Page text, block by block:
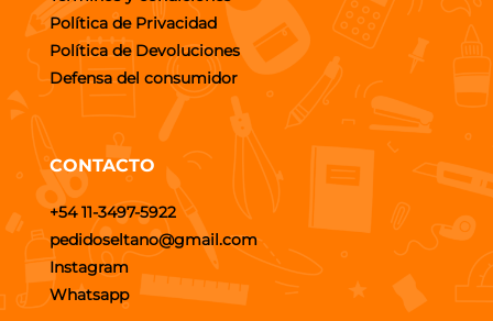
Política de Privacidad
Política de Devoluciones
Defensa del consumidor
CONTACTO
+54 11-3497-5922
pedidoseltano@gmail.com
Instagram
Whatsapp